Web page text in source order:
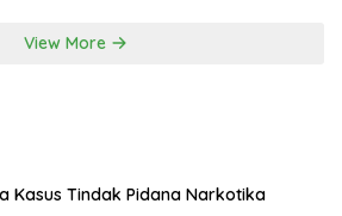
View More
Kasus Tindak Pidana Narkotika